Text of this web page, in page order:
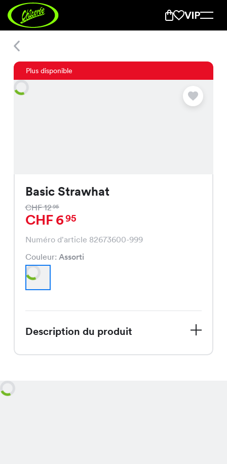
Plus disponible
Basic Strawhat
CHF 1295
CHF 695
Numéro d'article 82673600-999
Couleur:Assorti
Description du produit